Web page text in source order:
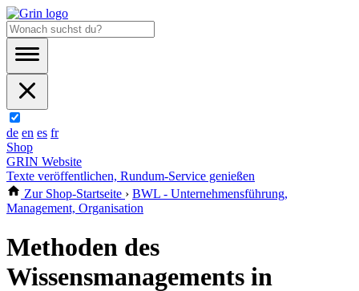
de en es fr
Shop
GRIN Website
Texte veröffentlichen, Rundum-Service genießen
Zur Shop-Startseite › BWL - Unternehmensführung,
Management, Organisation
Methoden des
Wissensmanagements in